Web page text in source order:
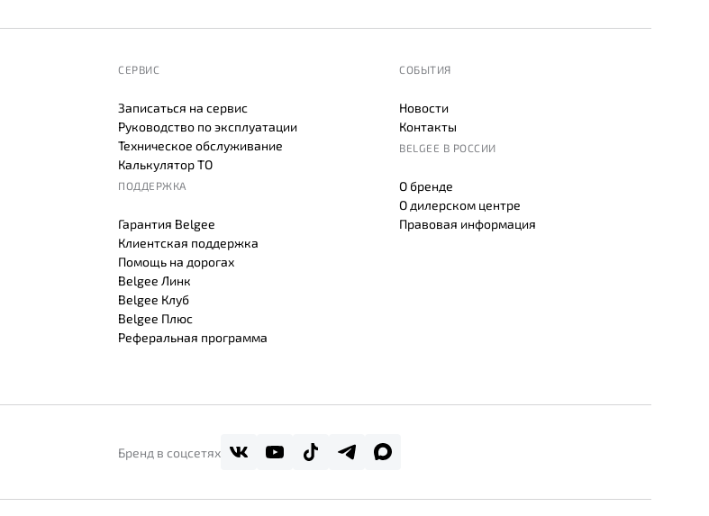
СЕРВИС
Записаться на сервис
Руководство по эксплуатации
Техническое обслуживание
Калькулятор ТО
ПОДДЕРЖКА
Гарантия Belgee
Клиентская поддержка
Помощь на дорогах
Belgee Линк
Belgee Клуб
Belgee Плюс
Реферальная программа
СОБЫТИЯ
Новости
Контакты
BELGEE В РОССИИ
О бренде
О дилерском центре
Правовая информация
Бренд в соцсетях